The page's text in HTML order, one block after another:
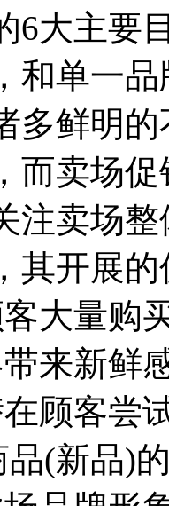
大主要
单一品
多鲜明
而卖场
注卖场
其开展
量购买
新鲜感
客尝试
(新品)